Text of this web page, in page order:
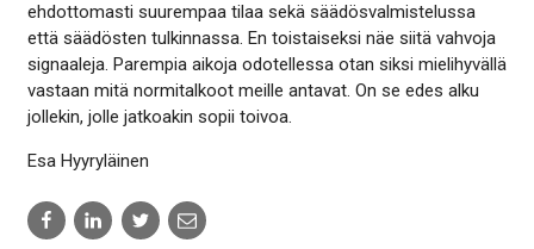
ehdottomasti suurempaa tilaa sekä säädösvalmistelussa
että säädösten tulkinnassa. En toistaiseksi näe siitä vahvoja
signaaleja. Parempia aikoja odotellessa otan siksi mielihyvällä
vastaan mitä normitalkoot meille antavat. On se edes alku
jollekin, jolle jatkoakin sopii toivoa.
Esa Hyyryläinen
Share
to:
Share
to:
Share
to:
Share
to: